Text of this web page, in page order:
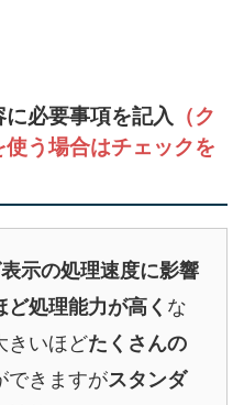
必要事項を記入
（ク
う場合はチェックを
示の処理速度に影響
処理能力が高く な
きいほどたくさんの
できますがスタンダ